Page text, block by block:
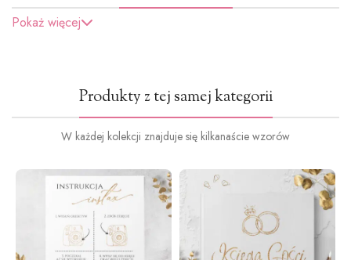
Pokaż więcej
Produkty z tej samej kategorii
W każdej kolekcji znajduje się kilkanaście wzorów